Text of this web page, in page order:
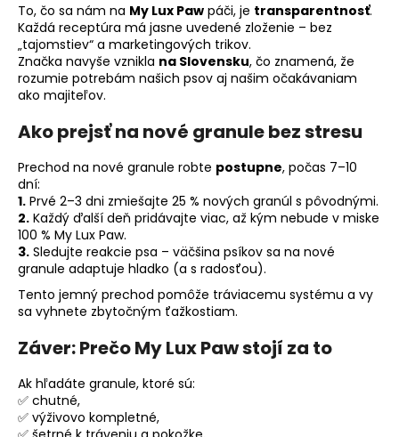
To, čo sa nám na My Lux Paw páči, je transparentnosť.
Každá receptúra má jasne uvedené zloženie – bez
„tajomstiev“ a marketingových trikov.
Značka navyše vznikla na Slovensku, čo znamená, že
rozumie potrebám našich psov aj našim očakávaniam
ako majiteľov.
Ako prejsť na nové granule bez stresu
Prechod na nové granule robte postupne, počas 7–10
dní:
1. Prvé 2–3 dni zmiešajte 25 % nových granúl s pôvodnými.
2. Každý ďalší deň pridávajte viac, až kým nebude v miske
100 % My Lux Paw.
3. Sledujte reakcie psa – väčšina psíkov sa na nové
granule adaptuje hladko (a s radosťou).
Tento jemný prechod pomôže tráviacemu systému a vy
sa vyhnete zbytočným ťažkostiam.
Záver: Prečo My Lux Paw stojí za to
Ak hľadáte granule, ktoré sú:
✅ chutné,
✅ výživovo kompletné,